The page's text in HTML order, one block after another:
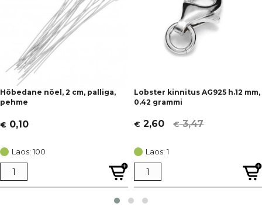
Hõbedane nõel, 2 cm, palliga,
pehme
€ 0,10
Laos: 100
Lobster kinnitus AG925 h.12 mm,
0.42 grammi
€3,47
Algne
oli:
€ 3,47.
€ 2,60
Current
is:
€ 2,60.
Laos: 1